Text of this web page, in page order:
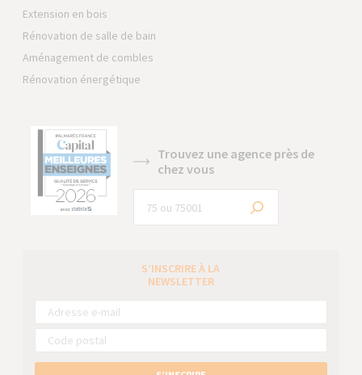
Extension en bois
Rénovation de salle de bain
Aménagement de combles
Rénovation énergétique
Trouvez une agence près de
chez vous
S’INSCRIRE À LA
NEWSLETTER